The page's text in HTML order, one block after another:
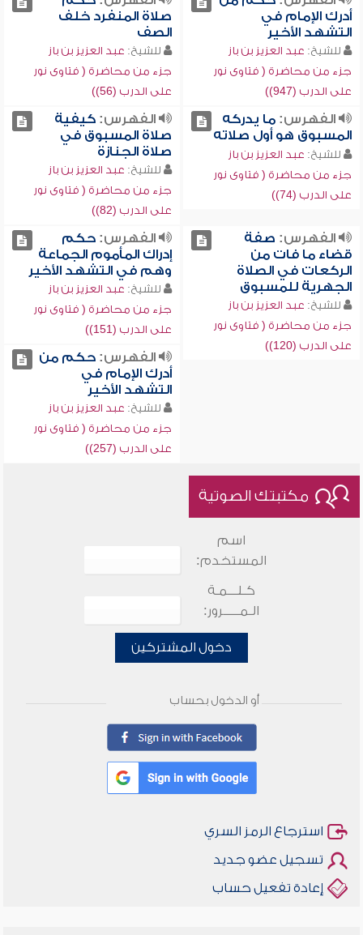
أدرك الإمام في
التشهد الأخير
للشيخ: عبد العزيز بن باز
جزء من محاضرة ( فتاوى نور
على الدرب (947))
صلاة المنفرد خلف
الصف
للشيخ: عبد العزيز بن باز
جزء من محاضرة ( فتاوى نور
على الدرب (56))
الفهرس:ما يدركه
المسبوق هو أول صلاته
للشيخ: عبد العزيز بن باز
جزء من محاضرة ( فتاوى نور
على الدرب (74))
الفهرس:كيفية
صلاة المسبوق في
صلاة الجنازة
للشيخ: عبد العزيز بن باز
جزء من محاضرة ( فتاوى نور
على الدرب (82))
الفهرس: صفة
قضاء ما فات من
الركعات في الصلاة
الجهرية للمسبوق
للشيخ: عبد العزيز بن باز
جزء من محاضرة ( فتاوى نور
على الدرب (120))
الفهرس:حكم
إدراك المأموم الجماعة
وهم في التشهد الأخير
للشيخ: عبد العزيز بن باز
جزء من محاضرة ( فتاوى نور
على الدرب (151))
الفهرس:حكم من
أدرك الإمام في
التشهد الأخير
للشيخ: عبد العزيز بن باز
جزء من محاضرة ( فتاوى نور
على الدرب (257))
مكتبتك الصوتية
اسم
المستخدم:
كـلـــمـة
الـمـــــرور:
دخول المشتركين
أو الدخول بحساب
استرجاع الرمز السري
تسجيل عضو جديد
إعادة تفعيل حساب